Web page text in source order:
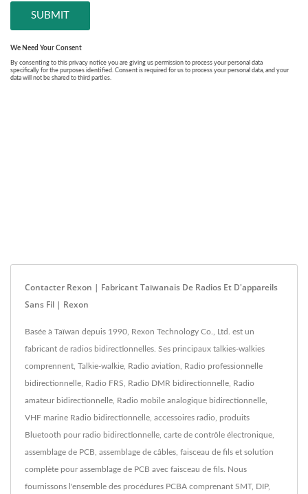
Contacter Rexon | Fabricant Taïwanais De Radios Et D'appareils
Sans Fil | Rexon
Basée à Taïwan depuis 1990, Rexon Technology Co., Ltd. est un
fabricant de radios bidirectionnelles. Ses principaux talkies-walkies
comprennent, Talkie-walkie, Radio aviation, Radio professionnelle
bidirectionnelle, Radio FRS, Radio DMR bidirectionnelle, Radio
amateur bidirectionnelle, Radio mobile analogique bidirectionnelle,
VHF marine Radio bidirectionnelle, accessoires radio, produits
Bluetooth pour radio bidirectionnelle, carte de contrôle électronique,
assemblage de PCB, assemblage de câbles, faisceau de fils et solution
complète pour assemblage de PCB avec faisceau de fils. Nous
fournissons l'ensemble des procédures PCBA comprenant SMT, DIP,